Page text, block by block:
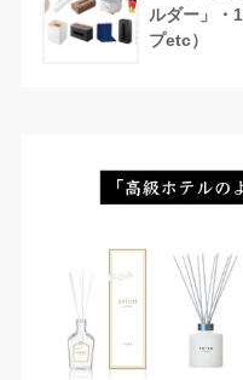
ルダー」・
プetc）